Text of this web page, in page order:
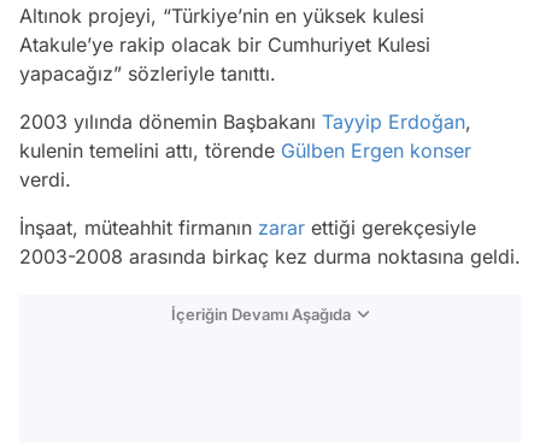
Altınok projeyi, “Türkiye’nin en yüksek kulesi
Atakule’ye rakip olacak bir Cumhuriyet Kulesi
yapacağız” sözleriyle tanıttı.
2003 yılında dönemin Başbakanı Tayyip Erdoğan,
kulenin temelini attı, törende Gülben Ergen konser
verdi.
İnşaat, müteahhit firmanın zarar ettiği gerekçesiyle
2003-2008 arasında birkaç kez durma noktasına geldi.
İçeriğin Devamı Aşağıda